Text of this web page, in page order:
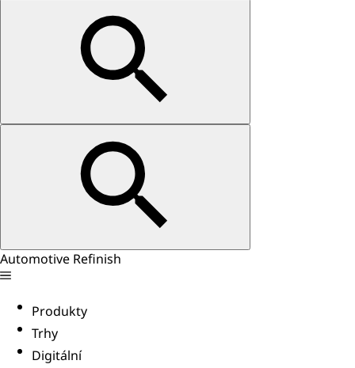
Automotive Refinish
Produkty
Trhy
Digitální